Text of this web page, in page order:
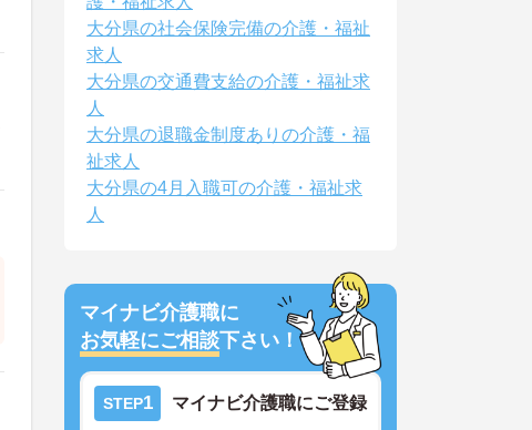
大分県の社会保険完備の介護・福祉
求人
大分県の交通費支給の介護・福祉求
人
大分県の退職金制度ありの介護・福
祉求人
大分県の4月入職可の介護・福祉求
人
マイナビ介護職に
お気軽にご相談下さい！
STEP1 マイナビ介護職にご登録